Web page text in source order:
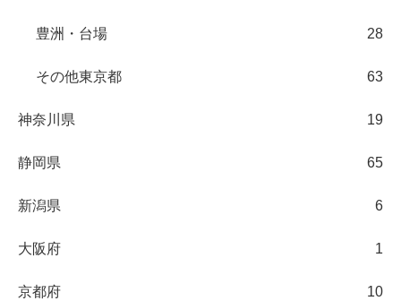
豊洲・台場 28
その他東京都 63
神奈川県 19
静岡県 65
新潟県 6
大阪府 1
京都府 10